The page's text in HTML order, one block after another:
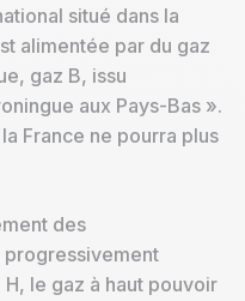
situé dans la
alimentée par du gaz
gaz B, issu
aux Pays-Bas ».
France ne pourra plus
des
progressivement
le gaz à haut pouvoir